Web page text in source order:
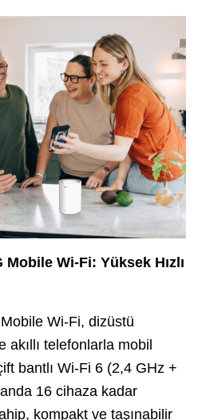
Wi-Fi: Yüksek Hızlı
Wi-Fi, dizüstü
telefonlarla mobil
bantlı Wi-Fi 6 (2,4 GHz +
16 cihaza kadar
kompakt ve taşınabilir